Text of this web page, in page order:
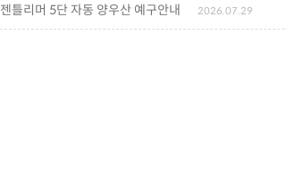
젠틀리머 5단 자동 양우산 예구안내 2026.07.29
젠틀리머 메모리제품 가격인상 안내 2026.07.27